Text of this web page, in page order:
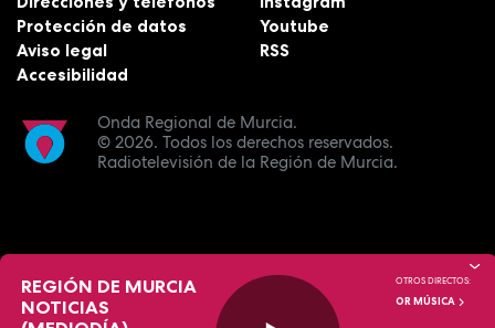
Onda Regional de Murcia.
© 2026. Todos los derechos reservados.
Radiotelevisión de la Región de Murcia.
Protección de datos
Aviso legal
Accesibilidad
Youtube
RSS
REGIÓN DE MURCIA
NOTICIAS
OTROS DIRECTOS:
OR MÚSICA